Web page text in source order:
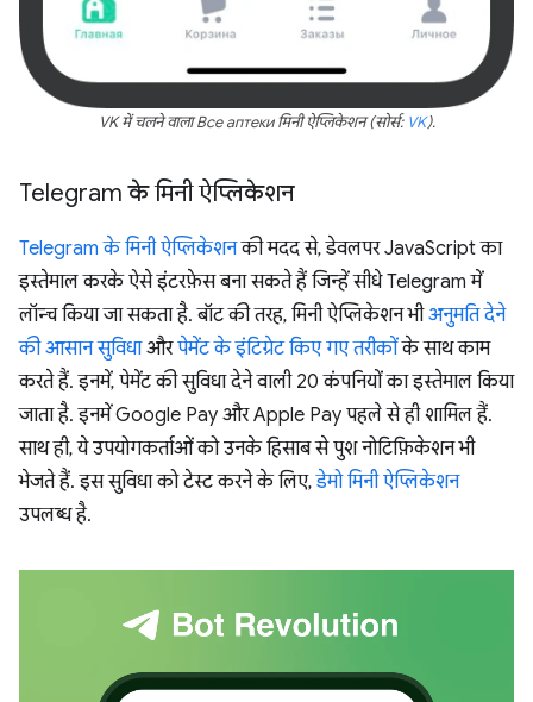
VK में चलने वाला Все аптеки मिनी ऐप्लिकेशन (सोर्स: VK).
Telegram के मिनी ऐप्लिकेशन
Telegram के मिनी ऐप्लिकेशनकी मदद से, डेवलपर JavaScript का
इस्तेमाल करके ऐसे इंटरफ़ेस बना सकते हैं जिन्हें सीधे Telegram में
लॉन्च किया जा सकता है. बॉट की तरह, मिनी ऐप्लिकेशन भीअनुमति देने
की आसान सुविधाऔरपेमेंट के इंटिग्रेट किए गए तरीकोंके साथ काम
करते हैं. इनमें, पेमेंट की सुविधा देने वाली 20 कंपनियों का इस्तेमाल किया
जाता है. इनमें Google Pay और Apple Pay पहले से ही शामिल हैं.
साथ ही, ये उपयोगकर्ताओं को उनके हिसाब से पुश नोटिफ़िकेशन भी
भेजते हैं. इस सुविधा को टेस्ट करने के लिए,डेमो मिनी ऐप्लिकेशन
उपलब्ध है.